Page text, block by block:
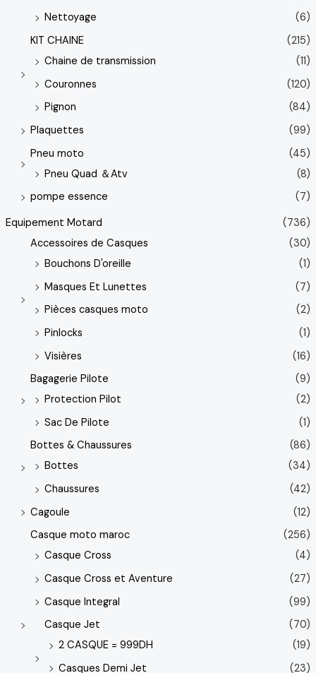
Nettoyage
(6)
KIT CHAINE
(215)
Chaine de transmission
(11)
Couronnes
(120)
Pignon
(84)
Plaquettes
(99)
Pneu moto
(45)
Pneu Quad ＆Atv
(8)
pompe essence
(7)
Equipement Motard
(736)
Accessoires de Casques
(30)
Bouchons D'oreille
(1)
Masques Et Lunettes
(7)
Pièces casques moto
(2)
Pinlocks
(1)
Visières
(16)
Bagagerie Pilote
(9)
Protection Pilot
(2)
Sac De Pilote
(1)
Bottes & Chaussures
(86)
Bottes
(34)
Chaussures
(42)
Cagoule
(12)
Casque moto maroc
(256)
Casque Cross
(4)
Casque Cross et Aventure
(27)
Casque Integral
(99)
Casque Jet
(70)
2 CASQUE = 999DH
(19)
Casques Demi Jet
(23)